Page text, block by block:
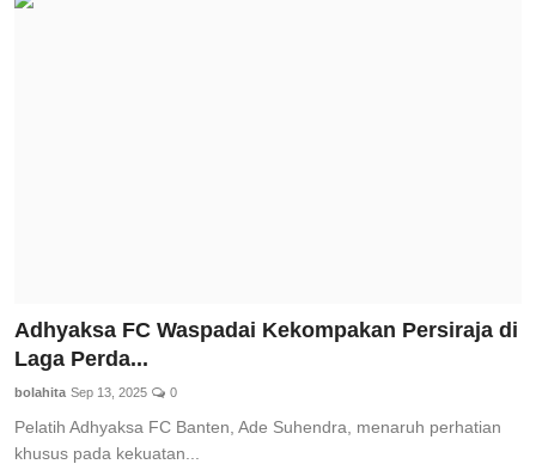
Adhyaksa FC Waspadai Kekompakan Persiraja di
Laga Perda...
bolahita Sep 13, 2025 0
Pelatih Adhyaksa FC Banten, Ade Suhendra, menaruh perhatian
khusus pada kekuatan...